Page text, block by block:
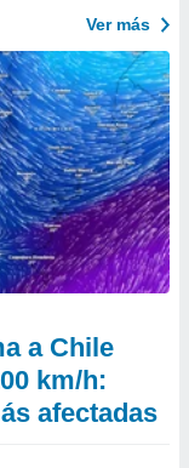
Ver más
a Chile
km/h:
afectadas